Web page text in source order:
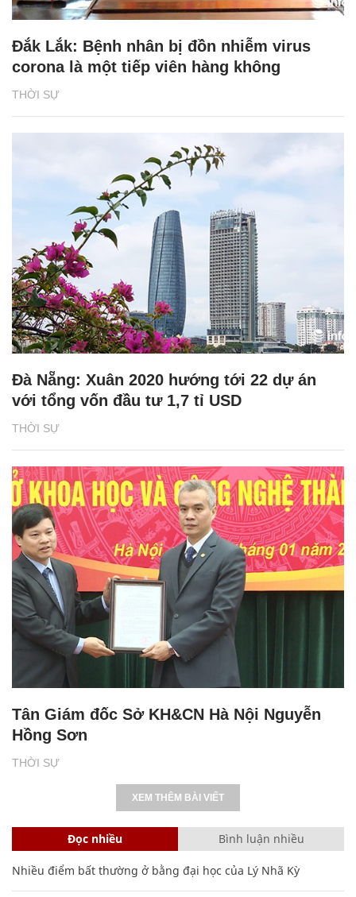
THỜI SỰ
Đắk Lắk: Bệnh nhân bị đồn nhiễm virus
corona là một tiếp viên hàng không
THỜI SỰ
Đà Nẵng: Xuân 2020 hướng tới 22 dự án
với tổng vốn đầu tư 1,7 tỉ USD
THỜI SỰ
Tân Giám đốc Sở KH&CN Hà Nội Nguyễn
Hồng Sơn
XEM THÊM BÀI VIẾT
Đọc nhiều Bình luận nhiều
Nhiều điểm bất thường ở bằng đại học của Lý Nhã Kỳ